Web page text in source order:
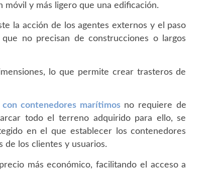
móvil y más ligero que una edificación.
la acción de los agentes externos y el paso
no precisan de construcciones o largos
lo que permite crear trasteros de
contenedores marítimosno requiere de
todo el terreno adquirido para ello, se
en el que establecer los contenedores
de los clientes y usuarios.
más económico, facilitando el acceso a